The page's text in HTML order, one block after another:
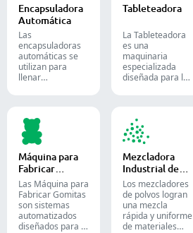
Encapsuladora
Automática
Las
encapsuladoras
automáticas se
utilizan para
llenar
precisas de
polvos, gránulos,
pellets o líquidos
en la producción
farmacéutica y de
suplementos.
Tableteadora
La Tableteadora
es una
maquinaria
especializada
diseñada para la
Máquina para
Fabricar
Gomitas
Las Máquina para
Fabricar Gomitas
son sistemas
automatizados
diseñados para la
Mezcladora
Industrial de
Polvos
Los mezcladores
de polvos logran
una mezcla
rápida y uniforme
de materiales